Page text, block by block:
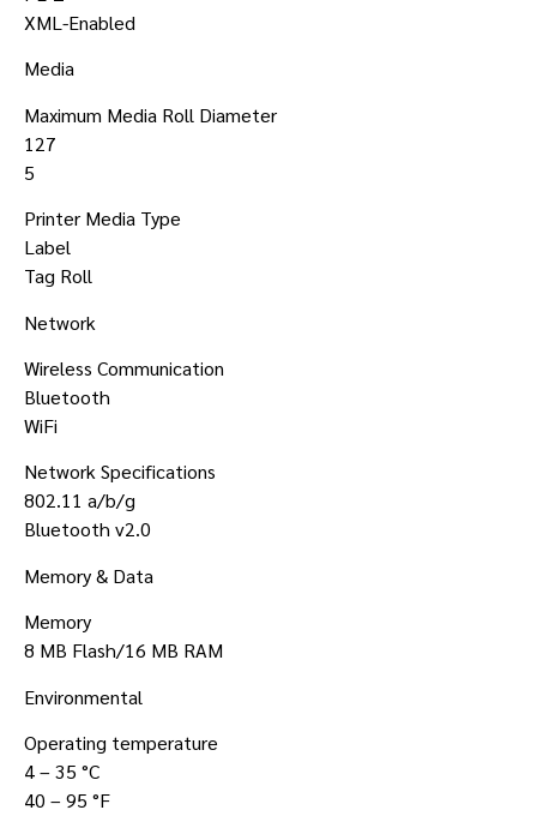
XML-Enabled
Media
Maximum Media Roll Diameter
127
5
Printer Media Type
Label
Tag Roll
Network
Wireless Communication
Bluetooth
WiFi
Network Specifications
802.11 a/b/g
Bluetooth v2.0
Memory & Data
Memory
8 MB Flash/16 MB RAM
Environmental
Operating temperature
4 – 35 °C
40 – 95 °F